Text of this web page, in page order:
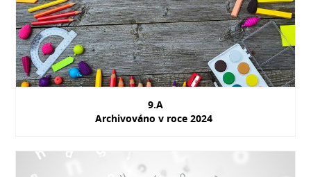
9.A
Archivováno v roce 2024